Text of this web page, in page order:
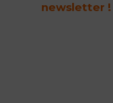
newsletter !